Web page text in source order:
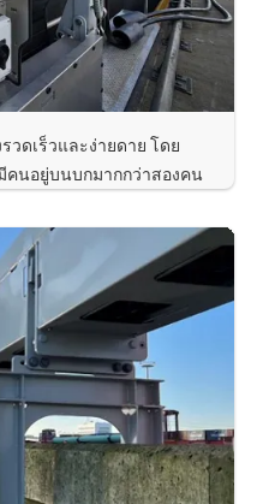
วดเร็วและง่ายดาย โดย
คนอยู่บนบกมากกว่าสองคน